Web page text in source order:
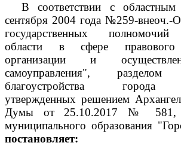
В соответствии с
сентября 2004 года №259-внеоч.-
государственных полномочий
области в сфере правового
организации и
самоуправления",
благоустройства города
утвержденных решением
Думы от 25.10.2017 № 581,
муниципального образования
постановляет: